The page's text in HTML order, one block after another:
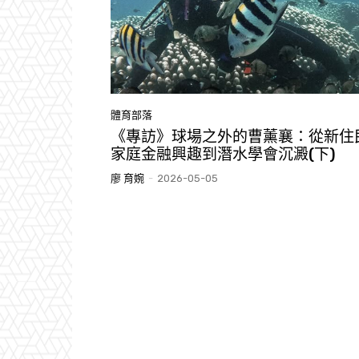
體育部落
《專訪》球場之外的曹薰襄：從新住
家庭金融興趣到潛水學會沉澱(下)
廖 育婉 - 2026-05-05